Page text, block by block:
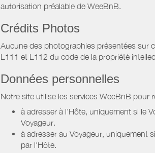
autorisation préalable de WeeBnB.
Crédits Photos
Aucune des photographies présentées sur
L111 et L112 du code de la propriété
Données personnelles
Notre site utilise les services WeeBnB pour
à adresser à l'Hôte, uniquement si le
Voyageur.
à adresser au Voyageur, uniquement
par l'Hôte.